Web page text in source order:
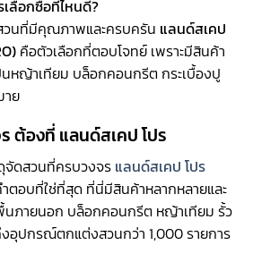
ลือกซื้อที่ไหนดี?
วนที่มีคุณภาพและครบครัน แลนด์สเคป
คือตัวเลือกที่ตอบโจทย์ เพราะมีสินค้า
นหญ้าเทียม บล็อกคอนกรีต กระเบื้องปู
ย
ต้องที่ แลนด์สเคป โปร
ดสวนที่ครบวงจร แลนด์สเคป โปร
ตอบที่ใช่ที่สุด ที่นี่มีสินค้าหลากหลายและ
นภายนอก บล็อกคอนกรีต หญ้าเทียม รั้ว
อุปกรณ์ตกแต่งสวนกว่า 1,000 รายการ